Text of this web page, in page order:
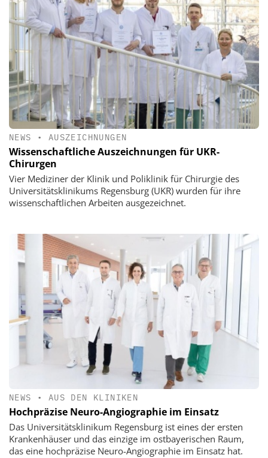
NEWS • AUSZEICHNUNGEN
Wissenschaftliche Auszeichnungen für UKR-
Chirurgen
Vier Mediziner der Klinik und Poliklinik für Chirurgie des
Universitätsklinikums Regensburg (UKR) wurden für ihre
wissenschaftlichen Arbeiten ausgezeichnet.
NEWS • AUS DEN KLINIKEN
Hochpräzise Neuro-Angiographie im Einsatz
Das Universitätsklinikum Regensburg ist eines der ersten
Krankenhäuser und das einzige im ostbayerischen Raum,
das eine hochpräzise Neuro-Angiographie im Einsatz hat.